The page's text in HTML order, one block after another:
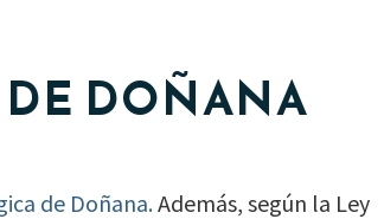
DE DOÑANA
de Doñana.Además, según la Ley